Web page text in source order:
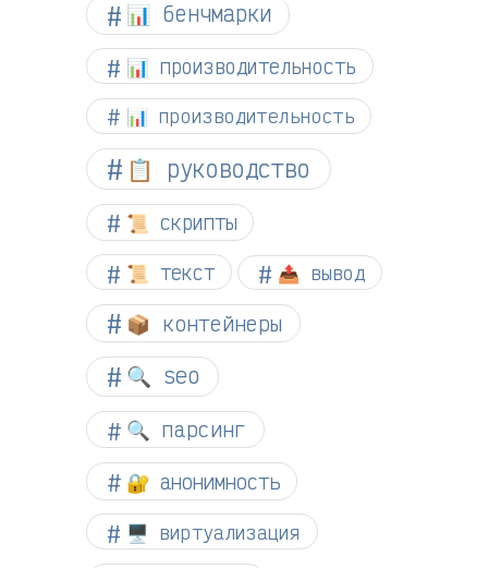
📊 бенчмарки
📊 производительность
📊 производительность
📋 руководство
📜 скрипты
📜 текст 📤 вывод
📦 контейнеры
🔍 seo
🔍 парсинг
🔐 анонимность
🖥️ виртуализация